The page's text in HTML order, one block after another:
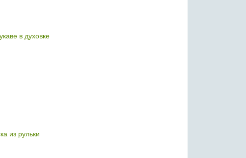
в духовке
из рульки